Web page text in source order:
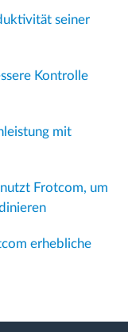
seiner
Kontrolle
mit
Frotcom, um
erhebliche